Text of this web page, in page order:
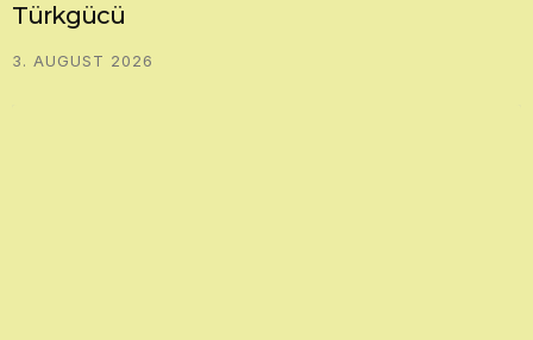
Türkgücü
3. AUGUST 2026